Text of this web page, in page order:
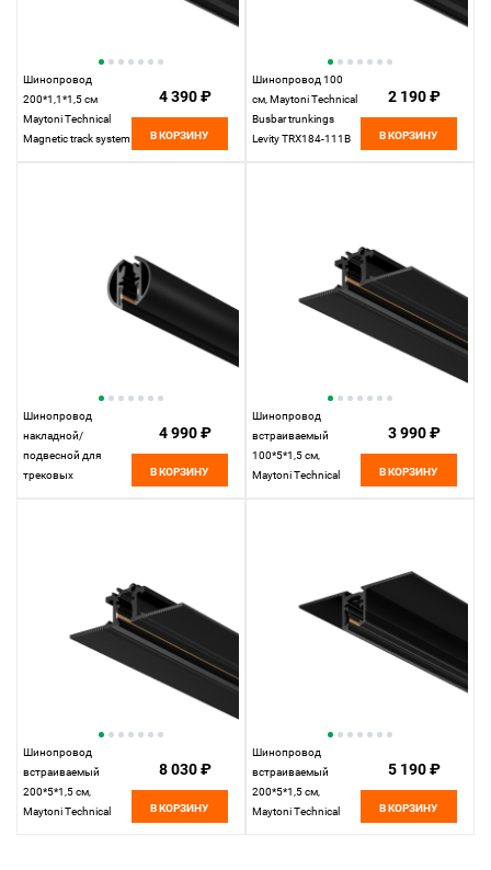
Шинопровод
200*1,1*1,5 см
Maytoni Technical
Magnetic track system
4 390 ₽
В КОРЗИНУ
Шинопровод 100
см, Maytoni Technical
Busbar trunkings
Levity TRX184-111B
2 190 ₽
В КОРЗИНУ
Шинопровод
накладной/
подвесной для
трековых
4 990 ₽
В КОРЗИНУ
Шинопровод
встраиваемый
100*5*1,5 см,
Maytoni Technical
3 990 ₽
В КОРЗИНУ
Шинопровод
встраиваемый
200*5*1,5 см,
Maytoni Technical
8 030 ₽
В КОРЗИНУ
Шинопровод
встраиваемый
200*5*1,5 см,
Maytoni Technical
5 190 ₽
В КОРЗИНУ